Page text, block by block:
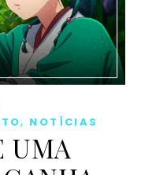
, NOTÍCIAS
UMA